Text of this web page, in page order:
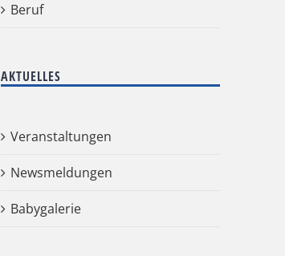
Beruf
AKTUELLES
Veranstaltungen
Newsmeldungen
Babygalerie